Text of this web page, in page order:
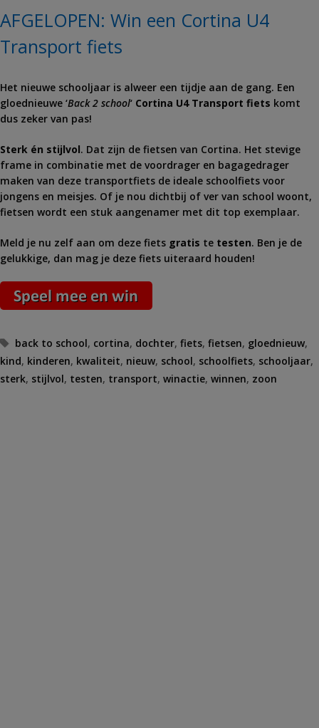
AFGELOPEN: Win een Cortina U4
Transport fiets
Het nieuwe schooljaar is alweer een tijdje aan de gang. Een
gloednieuwe ‘Back 2 school‘ Cortina U4 Transport fiets komt
dus zeker van pas!
Sterk én stijlvol. Dat zijn de fietsen van Cortina. Het stevige
frame in combinatie met de voordrager en bagagedrager
maken van deze transportfiets de ideale schoolfiets voor
jongens en meisjes. Of je nou dichtbij of ver van school woont,
fietsen wordt een stuk aangenamer met dit top exemplaar.
Meld je nu zelf aan om deze fiets gratis te testen. Ben je de
gelukkige, dan mag je deze fiets uiteraard houden!
Tags
back to school, cortina, dochter,fiets,fietsen, gloednieuw,
kind, kinderen, kwaliteit, nieuw, school, schoolfiets, schooljaar,
sterk, stijlvol, testen, transport, winactie, winnen, zoon